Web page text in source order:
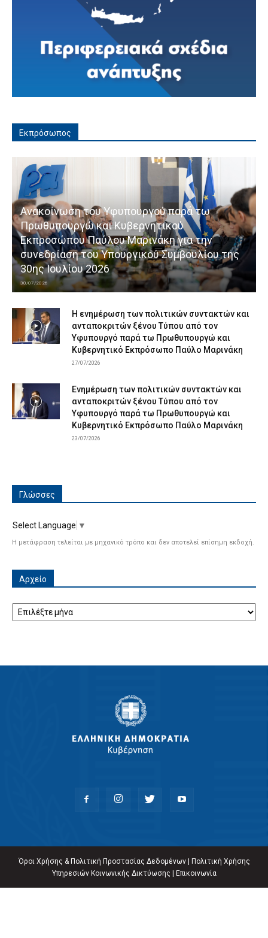
Εκπρόσωπος
Ανακοίνωση του Υφυπουργού παρά τω
Πρωθυπουργώ και Κυβερνητικού
Εκπροσώπου Παύλου Μαρινάκη για την
συνεδρίαση του Υπουργικού Συμβουλίου της
30ης Ιουλίου 2026
30/07/2026
Η ενημέρωση των πολιτικών συντακτών και
ανταποκριτών ξένου Τύπου από τον
Υφυπουργό παρά τω Πρωθυπουργώ και
Κυβερνητικό Εκπρόσωπο Παύλο Μαρινάκη
27/07/2026
Ενημέρωση των πολιτικών συντακτών και
ανταποκριτών ξένου Τύπου από τον
Υφυπουργό παρά τω Πρωθυπουργώ και
Κυβερνητικό Εκπρόσωπο Παύλο Μαρινάκη
23/07/2026
Γλώσσες
Select Language ▼
Η μετάφραση τελείται με μηχανικό τρόπο και δεν αποτελεί επίσημη εκδοχή.
Αρχείο
Όροι Χρήσης & Πολιτική Προστασίας Δεδομένων|
Πολιτική Χρήσης
Υπηρεσιών Κοινωνικής Δικτύωσης
Επικοινωνία